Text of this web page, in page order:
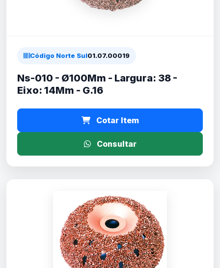
Código Norte Sul01.07.00019
Ns-010 - Ø100Mm - Largura: 38 -
Eixo: 14Mm - G.16
Cotar Item
Consultar